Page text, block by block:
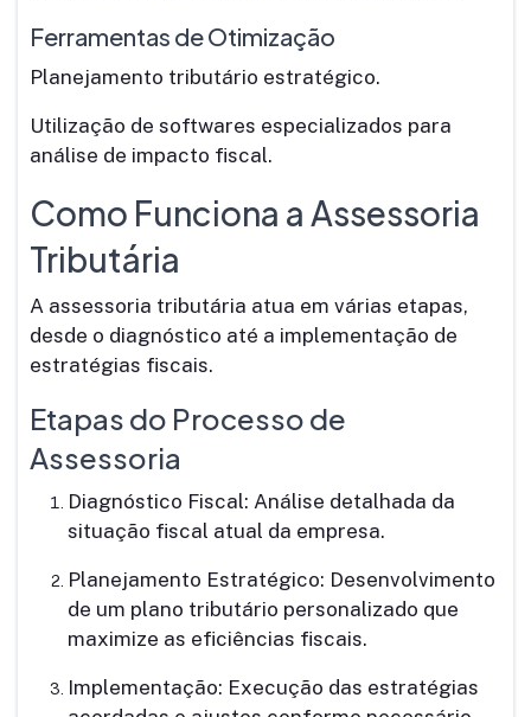
Ferramentas de Otimização
Planejamento tributário estratégico.
Utilização de softwares especializados para
análise de impacto fiscal.
Como Funciona a Assessoria
Tributária
A assessoria tributária atua em várias etapas,
desde o diagnóstico até a implementação de
estratégias fiscais.
Etapas do Processo de
Assessoria
Diagnóstico Fiscal: Análise detalhada da
situação fiscal atual da empresa.
Planejamento Estratégico: Desenvolvimento
de um plano tributário personalizado que
maximize as eficiências fiscais.
Implementação: Execução das estratégias